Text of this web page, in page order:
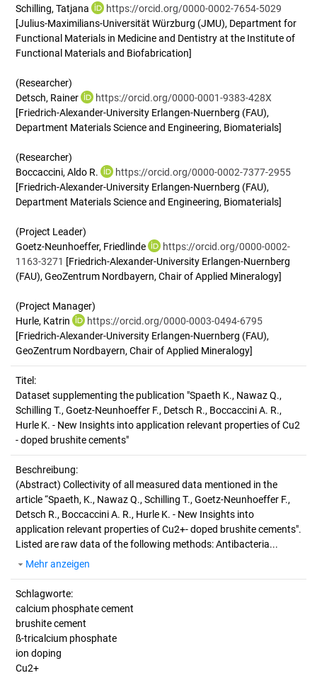
Schilling, Tatjana
https://orcid.org/0000-0002-7654-5029
[Julius-Maximilians-Universität Würzburg (JMU), Department for
Functional Materials in Medicine and Dentistry at the Institute of
Functional Materials and Biofabrication]
(Researcher)
Detsch, Rainer
https://orcid.org/0000-0001-9383-428X
[Friedrich-Alexander-University Erlangen-Nuernberg (FAU),
Department Materials Science and Engineering, Biomaterials]
(Researcher)
Boccaccini, Aldo R.
https://orcid.org/0000-0002-7377-2955
[Friedrich-Alexander-University Erlangen-Nuernberg (FAU),
Department Materials Science and Engineering, Biomaterials]
(Project Leader)
Goetz-Neunhoeffer, Friedlinde
https://orcid.org/0000-0002-
1163-3271 [Friedrich-Alexander-University Erlangen-Nuernberg
(FAU), GeoZentrum Nordbayern, Chair of Applied Mineralogy]
(Project Manager)
Hurle, Katrin
https://orcid.org/0000-0003-0494-6795
[Friedrich-Alexander-University Erlangen-Nuernberg (FAU),
GeoZentrum Nordbayern, Chair of Applied Mineralogy]
Titel:
Dataset supplementing the publication "Spaeth K., Nawaz Q.,
Schilling T., Goetz-Neunhoeffer F., Detsch R., Boccaccini A. R.,
Hurle K. - New Insights into application relevant properties of Cu2
- doped brushite cements"
Beschreibung:
(Abstract) Collectivity of all measured data mentioned in the
article “Spaeth, K., Nawaz Q., Schilling T., Goetz-Neunhoeffer F.,
Detsch R., Boccaccini A. R., Hurle K. - New Insights into
application relevant properties of Cu2+- doped brushite cements".
Listed are raw data of the following methods: Antibacteria...
Mehr anzeigen
Schlagworte:
calcium phosphate cement
brushite cement
ß-tricalcium phosphate
ion doping
Cu2+